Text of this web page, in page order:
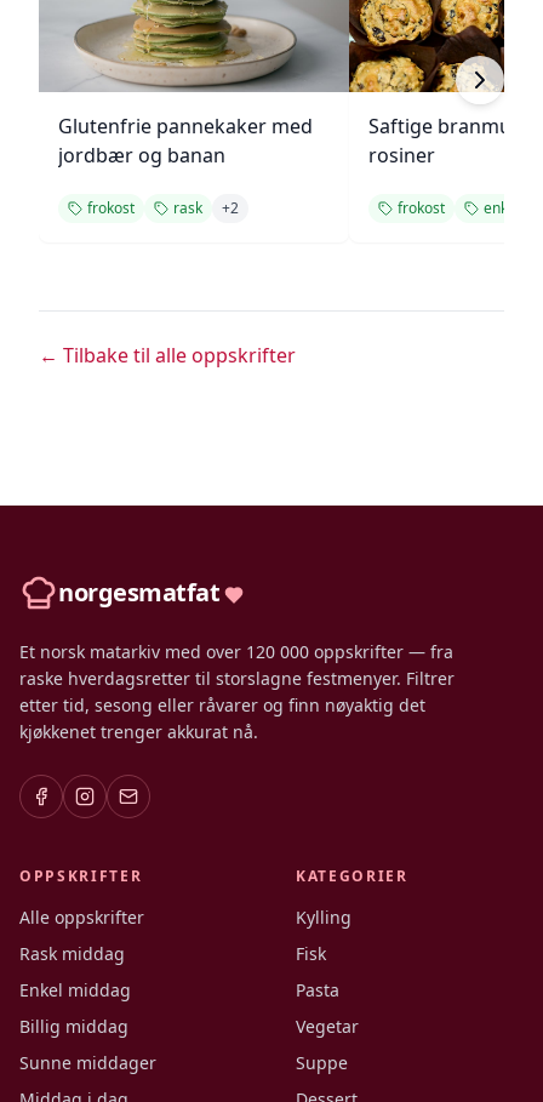
Glutenfrie pannekaker med
jordbær og banan
frokost rask +2
Saftige
rosiner
frokost enkel
← Tilbake til alle oppskrifter
norgesmatfat
Et norsk matarkiv med over 120 000 oppskrifter — fra
raske hverdagsretter til storslagne festmenyer. Filtrer
etter tid, sesong eller råvarer og finn nøyaktig det
kjøkkenet trenger akkurat nå.
OPPSKRIFTER
Alle oppskrifter
Rask middag
Enkel middag
Billig middag
Sunne middager
KATEGORIER
Kylling
Fisk
Pasta
Vegetar
Suppe